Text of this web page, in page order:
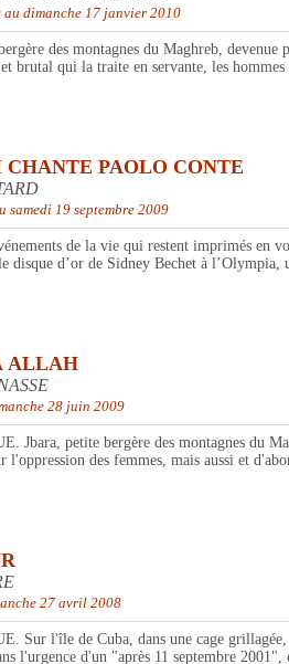
au dimanche 17 janvier 2010
des montagnes du Maghreb,
brutal qui la traite en servante, les
PAOLO CONTE
samedi 19 septembre 2009
de la vie qui restent imprimés en
disque d’or de Sidney Bechet à
ALLAH
28 juin 2009
Jbara, petite bergère des montagnes du
l'oppression des femmes, mais aussi et
27 avril 2008
Sur l'île de Cuba, dans une cage
l'urgence d'un "après 11 septembre